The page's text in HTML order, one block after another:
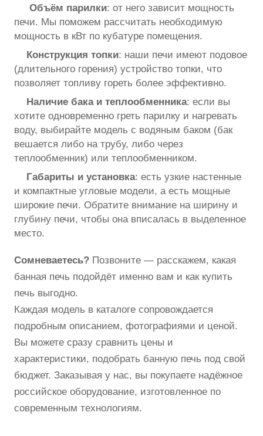
Объём парилки: от него зависит мощность
печи. Мы поможем рассчитать необходимую
мощность в кВт по кубатуре помещения.
Конструкция топки: наши печи имеют подовое
(длительного горения) устройство топки, что
позволяет топливу гореть более эффективно.
Наличие бака и теплообменника: если вы
хотите одновременно греть парилку и нагревать
воду, выбирайте модель с водяным баком (бак
вешается либо на трубу, либо через
теплообменник) или теплообменником.
Габариты и установка: есть узкие настенные
и компактные угловые модели, а есть мощные
широкие печи. Обратите внимание на ширину и
глубину печи, чтобы она вписалась в выделенное
место.
Сомневаетесь? Позвоните — расскажем, какая
банная печь подойдёт именно вам и как купить
печь выгодно.
Каждая модель в каталоге сопровождается
подробным описанием, фотографиями и ценой.
Вы можете сразу сравнить цены и
характеристики, подобрать банную печь под свой
бюджет. Заказывая у нас, вы покупаете надёжное
российское оборудование, изготовленное по
современным технологиям.